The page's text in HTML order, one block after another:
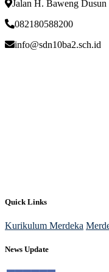
Jalan H. Baweng
082180588200
info@sdn10ba2.sch.id
Quick Links
Kurikulum Merdeka
News Update